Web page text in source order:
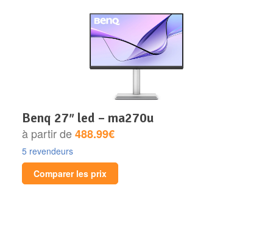
benq 27″ led – ma270u
à partir de488.99€
5 revendeurs
Comparer les prix